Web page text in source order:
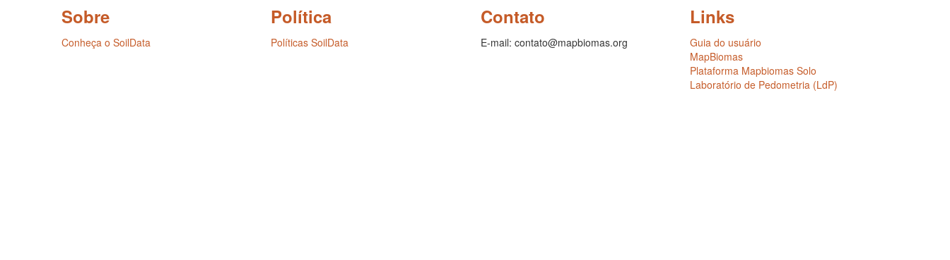
Sobre
Conheça o SoilData
Política
Políticas SoilData
Contato
E-mail: contato@mapbiomas.org
Links
Guia do usuário
MapBiomas
Plataforma Mapbiomas Solo
Laboratório de Pedometria (LdP)